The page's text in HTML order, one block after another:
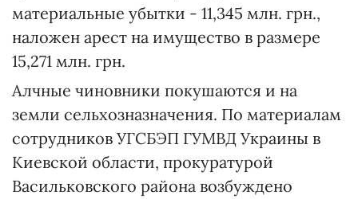
материальные убытки - 11,345 млн. грн.,
наложен арест на имущество в размере
15,271 млн. грн.
Алчные чиновники покушаются и на
земли сельхозназначения. По материалам
сотрудников УГСБЭП ГУМВД Украины в
Киевской области, прокуратурой
Васильковского района возбуждено